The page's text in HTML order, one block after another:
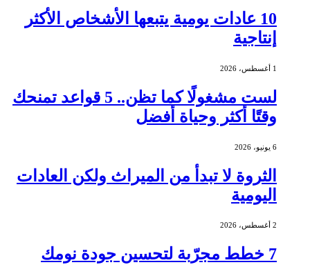
10 عادات يومية يتبعها الأشخاص الأكثر
إنتاجية
1 أغسطس، 2026
لست مشغولًا كما تظن.. 5 قواعد تمنحك
وقتًا أكثر وحياة أفضل
6 يونيو، 2026
الثروة لا تبدأ من الميراث ولكن العادات
اليومية
2 أغسطس، 2026
7 خطط مجرّبة لتحسين جودة نومك